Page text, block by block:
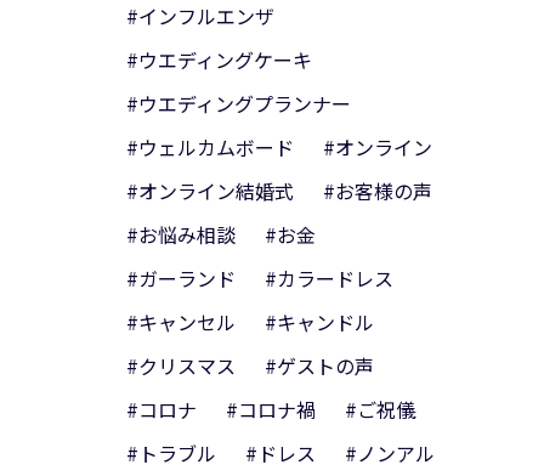
#インフルエンザ
#ウエディングケーキ
#ウエディングプランナー
#ウェルカムボード
#オンライン
#オンライン結婚式
#お客様の声
#お悩み相談
#お金
#ガーランド
#カラードレス
#キャンセル
#キャンドル
#クリスマス
#ゲストの声
#コロナ
#コロナ禍
#ご祝儀
#トラブル
#ドレス #ノンアル